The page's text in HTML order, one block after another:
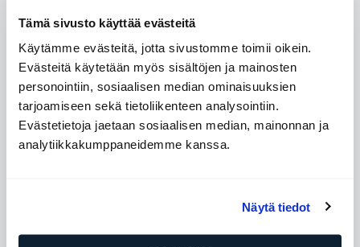
Tämä sivusto käyttää evästeitä
Käytämme evästeitä, jotta sivustomme toimii oikein.
Evästeitä käytetään myös sisältöjen ja mainosten
personointiin, sosiaalisen median ominaisuuksien
tarjoamiseen sekä tietoliikenteen analysointiin.
Evästetietoja jaetaan sosiaalisen median, mainonnan ja
analytiikkakumppaneidemme kanssa.
Näytä tiedot
Sats Online -liikuntapalvelu on Juristiliitossa
suosittu jäsenetu. Monipuolisista videoista
jokainen löytää mieluisat lajit ja liikkuminen
on helppoa missä ja milloin vain. Lyhyet
jumppavideot tuovat vetreyttäviä taukoja
työpäivään. - JURISTILIITTO
JURISTFÖRBUNDET ”